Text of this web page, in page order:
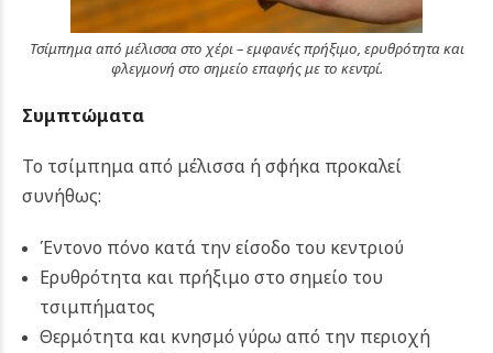
Τσίμπημα από μέλισσα στο χέρι – εμφανές πρήξιμο, ερυθρότητα και
φλεγμονή στο σημείο επαφής με το κεντρί.
Συμπτώματα
Το τσίμπημα από μέλισσα ή σφήκα προκαλεί
συνήθως:
Έντονο πόνο κατά την είσοδο του κεντριού
Ερυθρότητα και πρήξιμο στο σημείο του
τσιμπήματος
Θερμότητα και κνησμό γύρω από την περιοχή